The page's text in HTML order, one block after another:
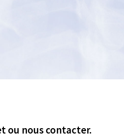
ou nous contacter.